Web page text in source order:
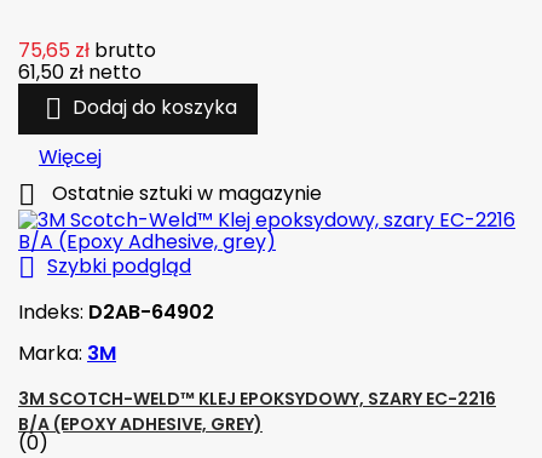
75,65 zł brutto
61,50 zł netto
 Dodaj do koszyka
Więcej
 Ostatnie sztuki w magazynie
 Szybki podgląd
Indeks: D2AB-64902
Marka: 3M
3M SCOTCH-WELD™ KLEJ EPOKSYDOWY, SZARY EC-2216
B/A (EPOXY ADHESIVE, GREY)
(0)